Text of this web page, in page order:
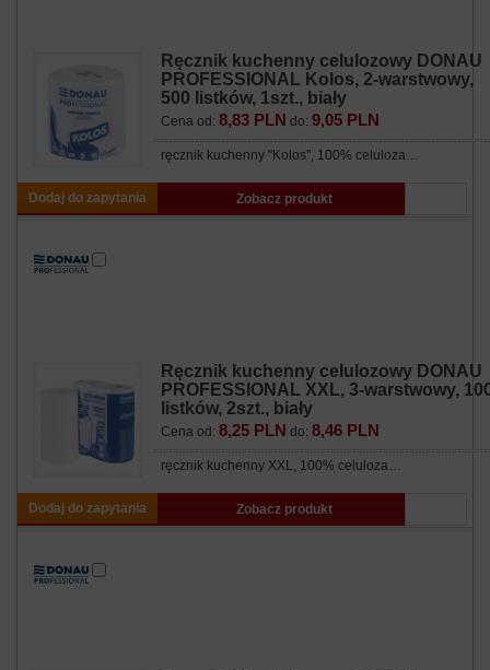
Ręcznik kuchenny celulozowy DONAU
PROFESSIONAL Kolos, 2-warstwowy,
500 listków, 1szt., biały
Cena od: 8,83 PLN do: 9,05 PLN
ręcznik kuchenny "Kolos", 100% celuloza…
Dodaj do zapytania Zobacz produkt
Ręcznik kuchenny celulozowy DONAU
PROFESSIONAL XXL, 3-warstwowy,
listków, 2szt., biały
Cena od: 8,25 PLN do: 8,46 PLN
ręcznik kuchenny XXL, 100% celuloza…
Dodaj do zapytania Zobacz produkt